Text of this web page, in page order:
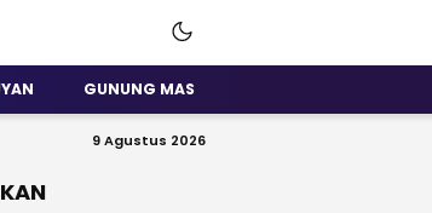
GUNUNG MAS
9 Agustus 2026